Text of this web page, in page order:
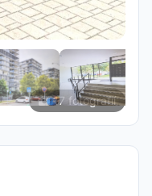
17 fotografií